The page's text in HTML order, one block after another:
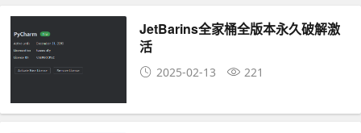
JetBarins全家桶全版本永久破解激
活
2025-02-13 221